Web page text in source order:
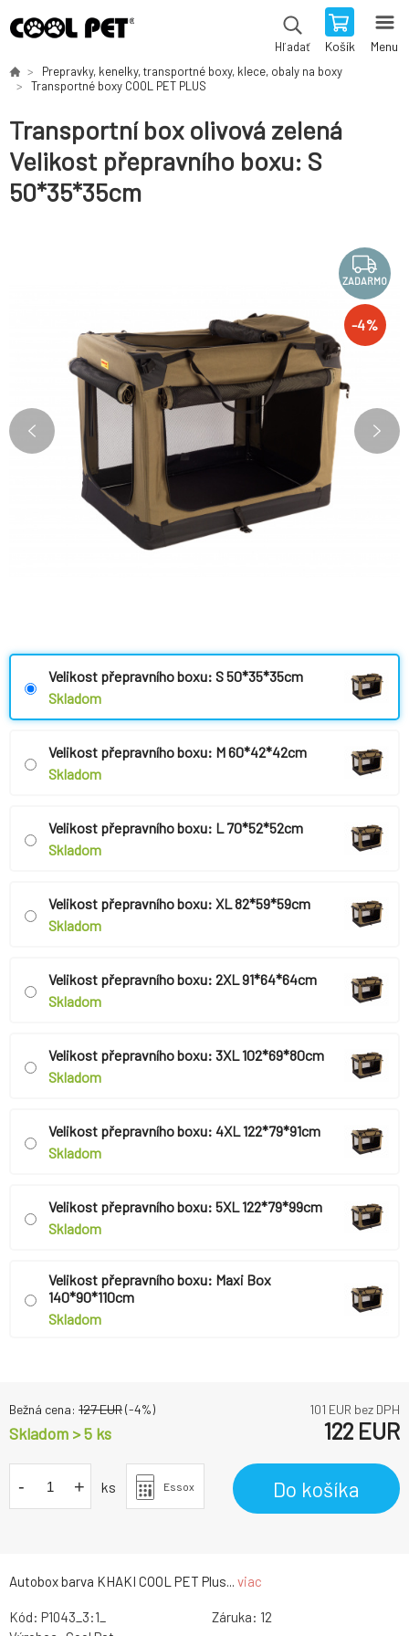
Hľadať Košík Menu
Prepravky, kenelky, transportné boxy, klece, obaly na boxy
Transportné boxy COOL PET PLUS
Transportní box olivová zelená
Velikost přepravního boxu: S
50*35*35cm
ZADARMO
-4%
Autobox barva KHAKI COOL PET Plus... viac
Velikost přepravního boxu: S 50*35*35cm
Skladom
Velikost přepravního boxu: M 60*42*42cm
Skladom
Velikost přepravního boxu: L 70*52*52cm
Skladom
Velikost přepravního boxu: XL 82*59*59cm
Skladom
Velikost přepravního boxu: 2XL 91*64*64cm
Skladom
Velikost přepravního boxu: 3XL 102*69*80cm
Skladom
Velikost přepravního boxu: 4XL 122*79*91cm
Skladom
Velikost přepravního boxu: 5XL 122*79*99cm
Skladom
Velikost přepravního boxu: Maxi Box
140*90*110cm
Skladom
Bežná cena: 127EUR(-4%) 101 EUR bez DPH
Skladom > 5 ks 122 EUR
- + ks Essox Do košíka
Kód: P1043_3:1_ Záruka: 12